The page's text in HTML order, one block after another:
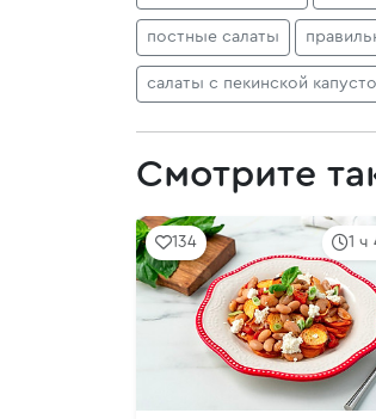
постные салаты
салаты с пекинской
Смотрите
1 ч
134